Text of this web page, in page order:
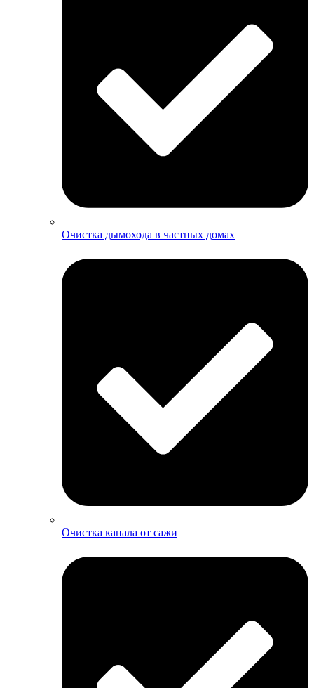
Очистка дымохода в частных домах
Очистка канала от сажи